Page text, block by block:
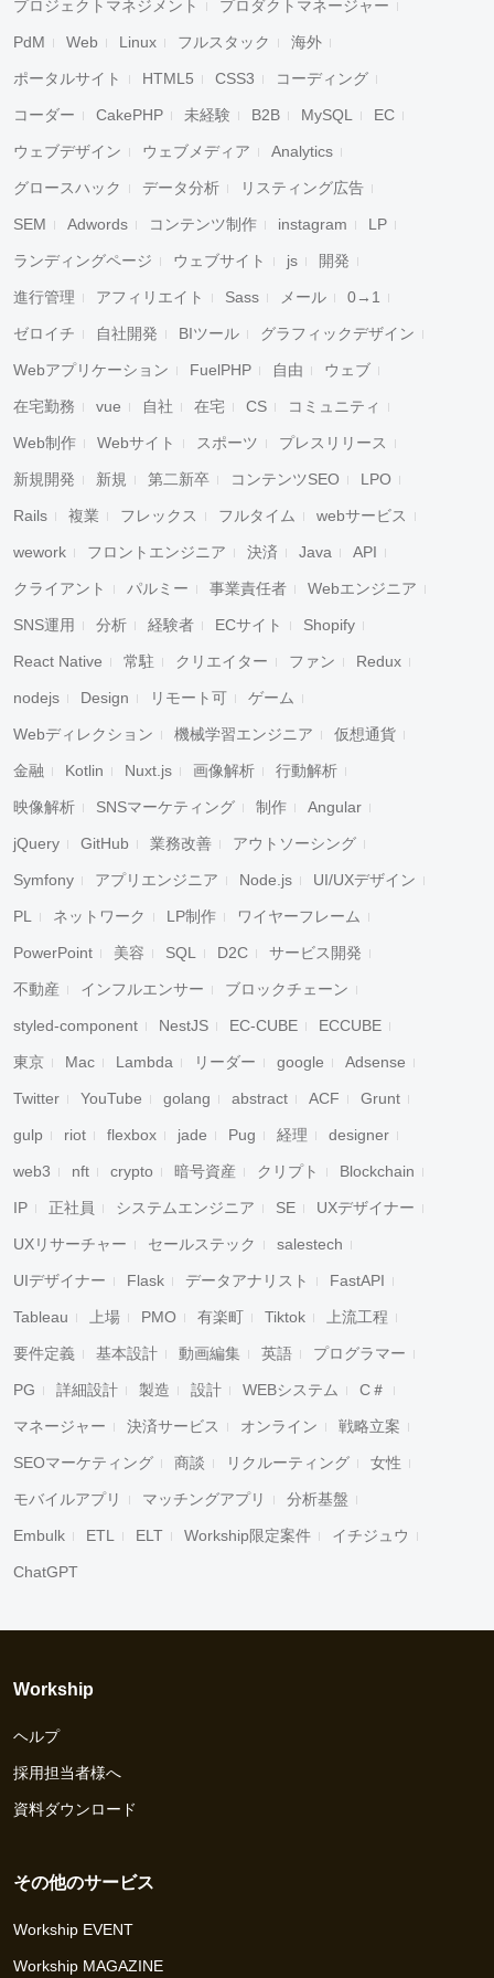
プロジェクトマネジメント プロダクトマネージャー
PdM Web Linux フルスタック 海外
ポータルサイト HTML5 CSS3 コーディング
コーダー CakePHP 未経験 B2B MySQL EC
ウェブデザイン ウェブメディア Analytics
グロースハック データ分析 リスティング広告
SEM Adwords コンテンツ制作 instagram LP
ランディングページ ウェブサイト js 開発
進行管理 アフィリエイト Sass メール 0→1
ゼロイチ 自社開発 BIツール グラフィックデザイン
Webアプリケーション FuelPHP 自由 ウェブ
在宅勤務 vue 自社 在宅 CS コミュニティ
Web制作 Webサイト スポーツ プレスリリース
新規開発 新規 第二新卒 コンテンツSEO LPO
Rails 複業 フレックス フルタイム webサービス
wework フロントエンジニア 決済 Java API
クライアント パルミー 事業責任者 Webエンジニア
SNS運用 分析 経験者 ECサイト Shopify
React Native 常駐 クリエイター ファン Redux
nodejs Design リモート可 ゲーム
Webディレクション 機械学習エンジニア 仮想通貨
金融 Kotlin Nuxt.js 画像解析 行動解析
映像解析 SNSマーケティング 制作 Angular
jQuery GitHub 業務改善 アウトソーシング
Symfony アプリエンジニア Node.js UI/UXデザイン
PL ネットワーク LP制作 ワイヤーフレーム
PowerPoint 美容 SQL D2C サービス開発
不動産 インフルエンサー ブロックチェーン
styled-component NestJS EC-CUBE ECCUBE
東京 Mac Lambda リーダー google Adsense
Twitter YouTube golang abstract ACF Grunt
gulp riot flexbox jade Pug 経理 designer
web3 nft crypto 暗号資産 クリプト Blockchain
IP 正社員 システムエンジニア SE UXデザイナー
UXリサーチャー セールステック salestech
UIデザイナー Flask データアナリスト FastAPI
Tableau 上場 PMO 有楽町 Tiktok 上流工程
要件定義 基本設計 動画編集 英語 プログラマー
PG 詳細設計 製造 設計 WEBシステム C＃
マネージャー 決済サービス オンライン 戦略立案
SEOマーケティング 商談 リクルーティング 女性
モバイルアプリ マッチングアプリ 分析基盤
Embulk ETL ELT Workship限定案件 イチジュウ
ChatGPT
Workship
ヘルプ
採用担当者様へ
資料ダウンロード
その他のサービス
Workship EVENT
Workship MAGAZINE